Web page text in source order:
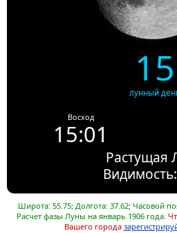
15
лунный
Восход
15:01
Растущая
Широта: 55.75; Долгота: 37.62; Часовой
Расчет фазы Луны на январь 1906 года.
Вашего города